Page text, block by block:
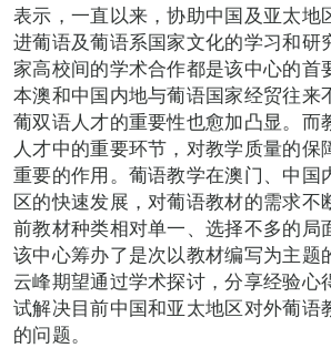
表示，一直以来，协助中国及亚太地
进葡语及葡语系国家文化的学习和研
家高校间的学术合作都是该中心的首
本澳和中国内地与葡语国家经贸往来
葡双语人才的重要性也愈加凸显。而
人才中的重要环节，对教学质量的保
重要的作用。葡语教学在澳门、中国
区的快速发展，对葡语教材的需求不
前教材种类相对单一、选择不多的局
该中心筹办了是次以教材编写为主题
云峰期望通过学术探讨，分享经验心
试解决目前中国和亚太地区对外葡语
的问题。